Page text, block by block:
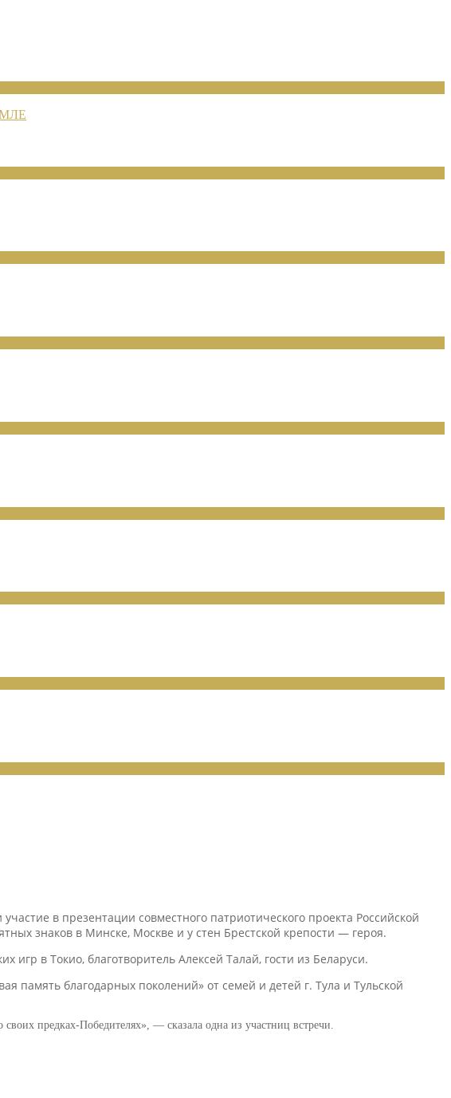
в презентации совместного патриотического проекта Российской
знаков в Минске, Москве и у стен Брестской крепости — героя.
в Токио, благотворитель Алексей Талай, гости из Беларуси.
память благодарных поколений» от семей и детей г. Тула и Тульской
предках-Победителях», — сказала одна из участниц встречи.